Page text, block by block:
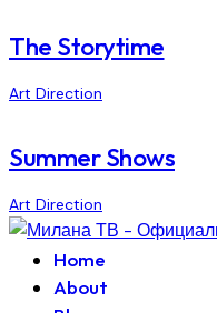
The Storytime
Art Direction
Summer Shows
Art Direction
Home
About